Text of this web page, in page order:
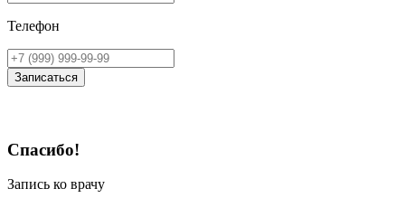
Телефон
Записаться
Спасибо!
Запись ко врачу